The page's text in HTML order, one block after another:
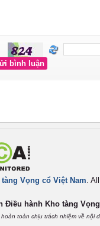
tàng Vọng cổ Việt Nam.
Điều hành Kho tàng
toàn chịu trách nhiệm về nội